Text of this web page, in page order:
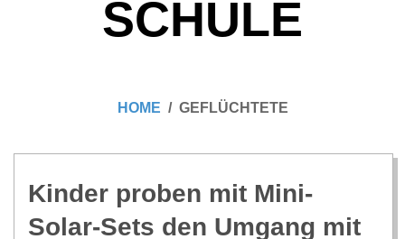
O
N
HOME GEFLÜCHTETE
Kin­der pro­ben mit Mini-
Solar-Sets den Umgang mit